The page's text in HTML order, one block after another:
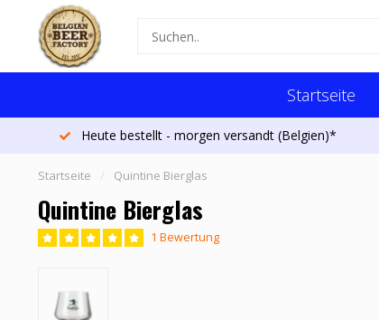
Startseite
Heute bestellt - morgen versandt (Belgien)*
Startseite / Quintine Bierglas
Quintine Bierglas
1 Bewertung